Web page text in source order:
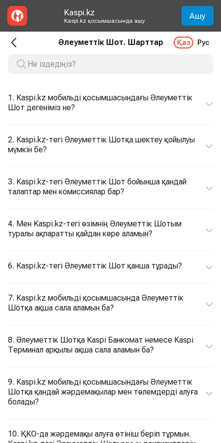
Kaspi.kz
Kaspi.kz қосымшасында ашу Ашу
Әлеуметтік Шот. Шарттар Қаз Рус
1. Kaspi.kz мобильді қосымшасындағы Әлеуметтік
Шот дегеніміз не?
2. Kaspi.kz-тегі Әлеуметтік Шотқа шектеу қойылуы
мүмкін бе?
3. Kaspi.kz-тегі Әлеуметтік Шот бойынша қандай
талаптар мен комиссиялар бар?
4. Мен Kaspi.kz-тегі өзімнің Әлеуметтік Шотым
туралы ақпаратты қайдан көре аламын?
6. Kaspi.kz-тегі Әлеуметтік Шот қанша тұрады?
7. Kaspi.kz мобильді қосымшасында Әлеуметтік
Шотқа ақша сала аламын ба?
8. Әлеуметтік Шотқа Kaspi Банкомат немесе Kaspi
Терминал арқылы ақша сала аламын ба?
9. Kaspi.kz мобильді қосымшасындағы Әлеуметтік
Шотқа қандай жәрдемақылар мен төлемдерді алуға
болады?
10. ҚКО-да жәрдемақы алуға өтініш беріп тұрмын.